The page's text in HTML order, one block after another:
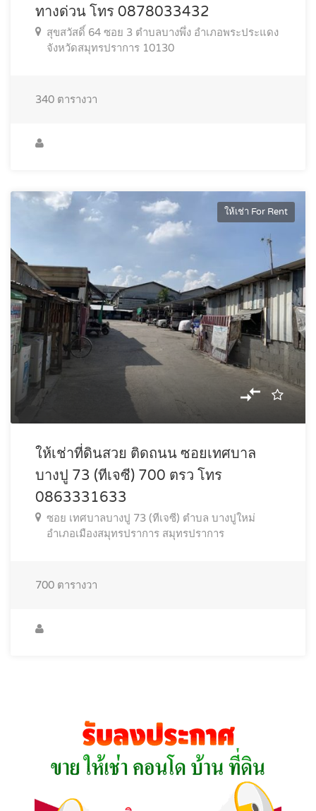
ทางด่วน โทร 0878033432
สุขสวัสดิ์ 64 ซอย 3 ตำบลบางพึ่ง อำเภอพระประแดง
จังหวัดสมุทรปราการ 10130
340 ตารางวา
ให้เช่า For Rent
ให้เช่าที่ดินสวย ติดถนน ซอยเทศบาล
บางปู 73 (ทีเจซี) 700 ตรว โทร
0863331633
ซอย เทศบาลบางปู 73 (ทีเจซี) ตำบล บางปูใหม่
อำเภอเมืองสมุทรปราการ สมุทรปราการ
700 ตารางวา